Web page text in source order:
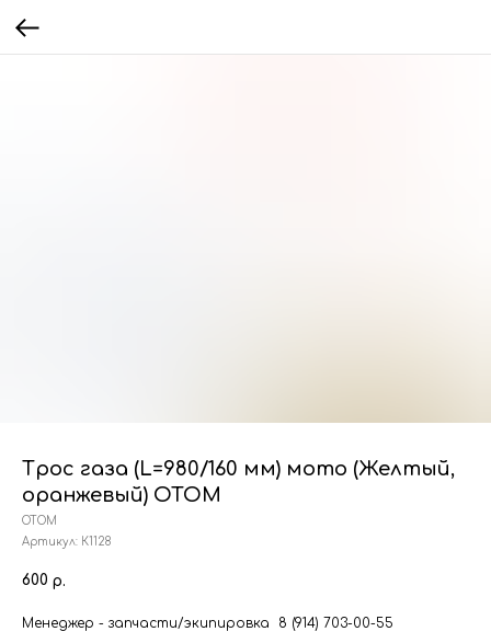
Трос газа (L=980/160 мм) мото (Желтый,
оранжевый) ОТОМ
ОТОМ
Артикул: К1128
600 р.
Менеджер - запчасти/экипировка 8 (914) 703-00-55